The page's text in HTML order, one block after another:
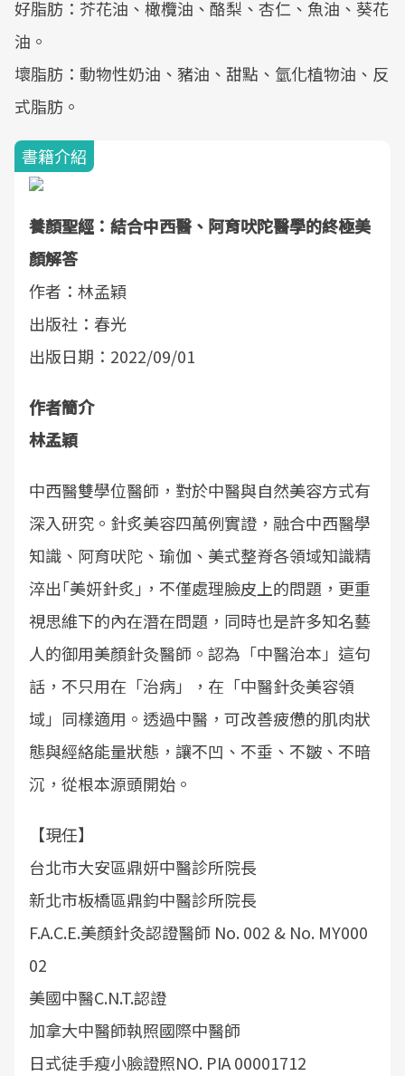
好脂肪：芥花油、橄欖油、酪梨、杏仁、魚油、葵花
油。
壞脂肪：動物性奶油、豬油、甜點、氫化植物油、反
式脂肪。
書籍介紹
養顏聖經：結合中西醫、阿育吠陀醫學的終極美
顏解答
作者：林孟穎
出版社：春光
出版日期：2022/09/01
作者簡介
林孟穎
中西醫雙學位醫師，對於中醫與自然美容方式有
深入研究。針炙美容四萬例實證，融合中西醫學
知識、阿育吠陀、瑜伽、美式整脊各領域知識精
淬出｢美妍針炙｣，不僅處理臉皮上的問題，更重
視思維下的內在潛在問題，同時也是許多知名藝
人的御用美顏針灸醫師。認為「中醫治本」這句
話，不只用在「治病」，在「中醫針灸美容領
域」同樣適用。透過中醫，可改善疲憊的肌肉狀
態與經絡能量狀態，讓不凹、不垂、不皺、不暗
沉，從根本源頭開始。
【現任】
台北市大安區鼎妍中醫診所院長
新北市板橋區鼎鈞中醫診所院長
F.A.C.E.美顏針灸認證醫師 No. 002 & No. MY000
02
美國中醫C.N.T.認證
加拿大中醫師執照國際中醫師
日式徒手瘦小臉證照NO. PIA 00001712